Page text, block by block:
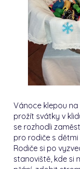
Vánoce klepou na
prožít svátky v
se rozhodli
pro rodiče s
Rodiče si po
stanoviště, kde si